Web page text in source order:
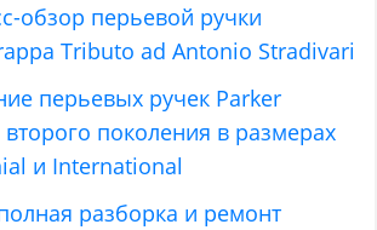
обзор перьевой ручки
Tributo ad Antonio Stradivari
перьевых ручек Parker
поколения в размерах
и International
разборка и ремонт